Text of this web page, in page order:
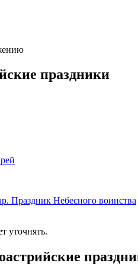
праздники
Праздник Небесного воинства
уточнять.